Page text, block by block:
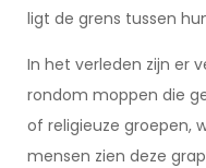
ligt de grens tussen
In het verleden zijn er
rondom moppen die
of religieuze groepen,
mensen zien deze